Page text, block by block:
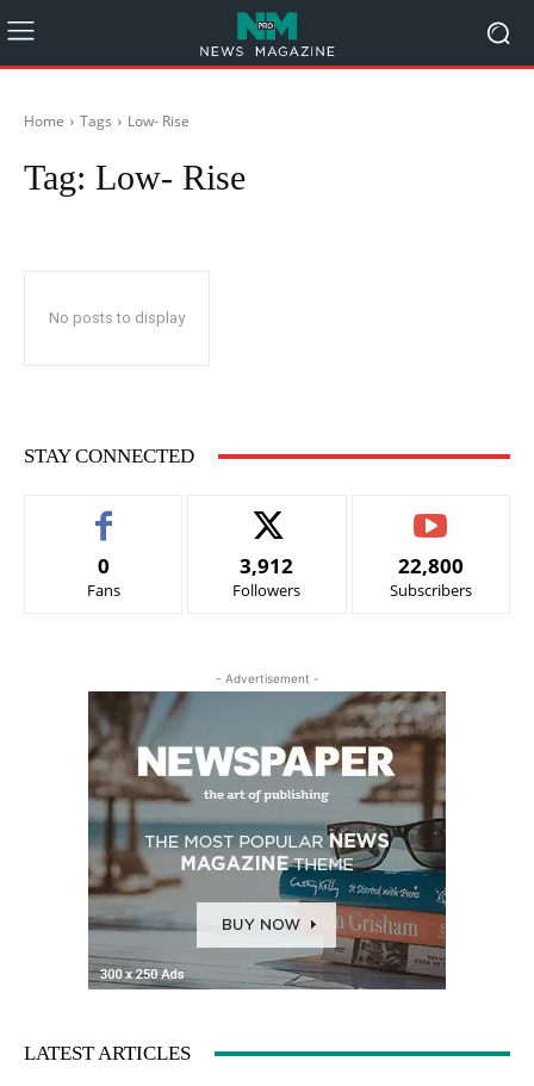
Home Tags Low- Rise
Tag: Low- Rise
No posts to display
STAY CONNECTED
0
Fans
3,912
Followers
22,800
Subscribers
- Advertisement -
LATEST ARTICLES